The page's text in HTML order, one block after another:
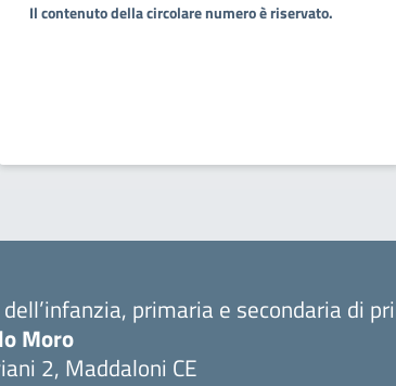
Il contenuto della circolare numero è riservato.
dell’infanzia, primaria e secondaria di
Moro
2, Maddaloni CE